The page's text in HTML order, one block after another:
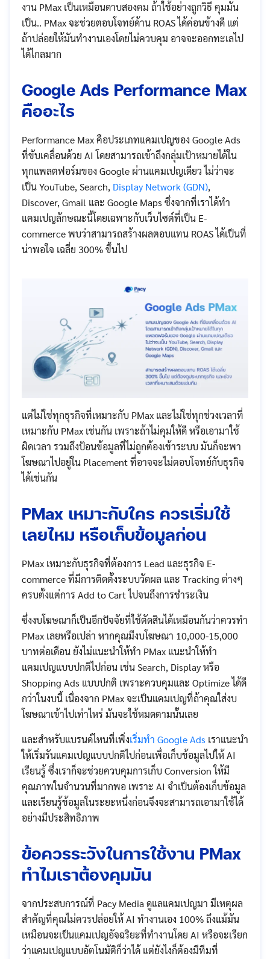
งาน PMax เป็นเหมือนดาบสองคม ถ้าใช้อย่างถูกวิธี คุมมัน
เป็น.. PMax จะช่วยตอบโจทย์ด้าน ROAS ได้ค่อนข้างดี แต่
ถ้าปล่อยให้มันทำงานเองโดยไม่ควบคุม อาจจะออกทะเลไป
ได้ไกลมาก
Google Ads Performance Max
คืออะไร
Performance Max คือประเภทแคมเปญของ Google Ads
ที่ขับเคลื่อนด้วย AI โดยสามารถเข้าถึงกลุ่มเป้าหมายได้ใน
ทุกแพลตฟอร์มของ Google ผ่านแคมเปญเดียว ไม่ว่าจะ
เป็น YouTube, Search, Display Network (GDN),
Discover, Gmail และ Google Maps ซึ่งจากที่เราได้ทำ
แคมเปญลักษณะนี้โดยเฉพาะกับเว็บไซต์ที่เป็น E-
commerce พบว่าสามารถสร้างผลตอบแทน ROAS ได้เป็นที่
น่าพอใจ เฉลี่ย 300% ขึ้นไป
แต่ไม่ใช่ทุกธุรกิจที่เหมาะกับ PMax และไม่ใช่ทุกช่วงเวลาที่
เหมาะกับ PMax เช่นกัน เพราะถ้าไม่คุมให้ดี หรือเอามาใช้
ผิดเวลา รวมถึงป้อนข้อมูลที่ไม่ถูกต้องเข้าระบบ มันก็จะพา
โฆษณาไปอยู่ใน Placement ที่อาจจะไม่ตอบโจทย์กับธุรกิจ
ได้เช่นกัน
PMax เหมาะกับใคร ควรเริ่มใช้
เลยไหม หรือเก็บข้อมูลก่อน
PMax เหมาะกับธุรกิจที่ต้องการ Lead และธุรกิจ E-
commerce ที่มีการติดตั้งระบบวัดผล และ Tracking ต่างๆ
ครบตั้งแต่การ Add to Cart ไปจนถึงการชำระเงิน
ซึ่งงบโฆษณาก็เป็นอีกปัจจัยที่ใช้ตัดสินได้เหมือนกันว่าควรทำ
PMax เลยหรือเปล่า หากคุณมีงบโฆษณา 10,000-15,000
บาทต่อเดือน ยังไม่แนะนำให้ทำ PMax แนะนำให้ทำ
แคมเปญแบบปกติไปก่อน เช่น Search, Display หรือ
Shopping Ads แบบปกติ เพราะควบคุมและ Optimize ได้ดี
กว่าในงบนี้ เนื่องจาก PMax จะเป็นแคมเปญที่ถ้าคุณใส่งบ
โฆษณาเข้าไปเท่าไหร่ มันจะใช้หมดตามนั้นเลย
และสำหรับแบรนด์ไหนที่เพิ่งเริ่มทำ Google Ads เราแนะนำ
ให้เริ่มรันแคมเปญแบบปกติไปก่อนเพื่อเก็บข้อมูลไปให้ AI
เรียนรู้ ซึ่งเราก็จะช่วยควบคุมการเก็บ Conversion ให้มี
คุณภาพในจำนวนที่มากพอ เพราะ AI จำเป็นต้องเก็บข้อมูล
และเรียนรู้ข้อมูลในระยะหนึ่งก่อนจึงจะสามารถเอามาใช้ได้
อย่างมีประสิทธิภาพ
ข้อควรระวังในการใช้งาน PMax
ทำไมเราต้องคุมมัน
จากประสบการณ์ที่ Pacy Media ดูแลแคมเปญมา มีเหตุผล
สำคัญที่คุณไม่ควรปล่อยให้ AI ทำงานเอง 100% ถึงแม้มัน
เหมือนจะเป็นแคมเปญอัจฉริยะที่ทำงานโดย AI หรือจะเรียก
ว่าแคมเปญแบบอัตโนมัติก็ว่าได้ แต่ยังไงก็ต้องมีทีมที่